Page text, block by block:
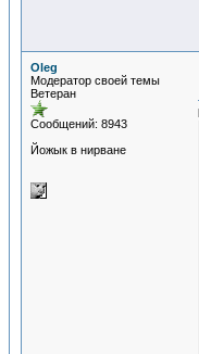
Oleg
Модератор своей темы
Ветеран
Сообщений: 8943
Йожык в нирване